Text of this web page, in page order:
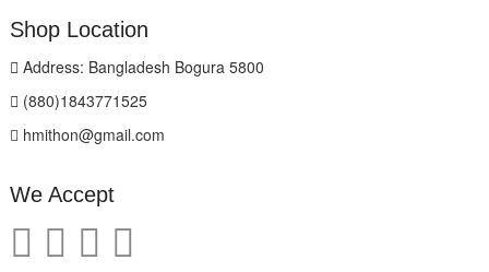
Shop Location
Address: Bangladesh Bogura 5800
(880)1843771525
hmithon@gmail.com
We Accept